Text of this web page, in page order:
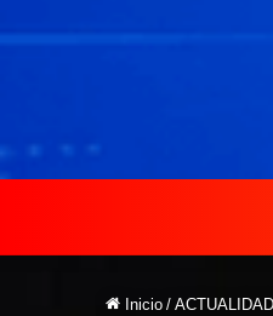
Inicio / ACTUALIDAD